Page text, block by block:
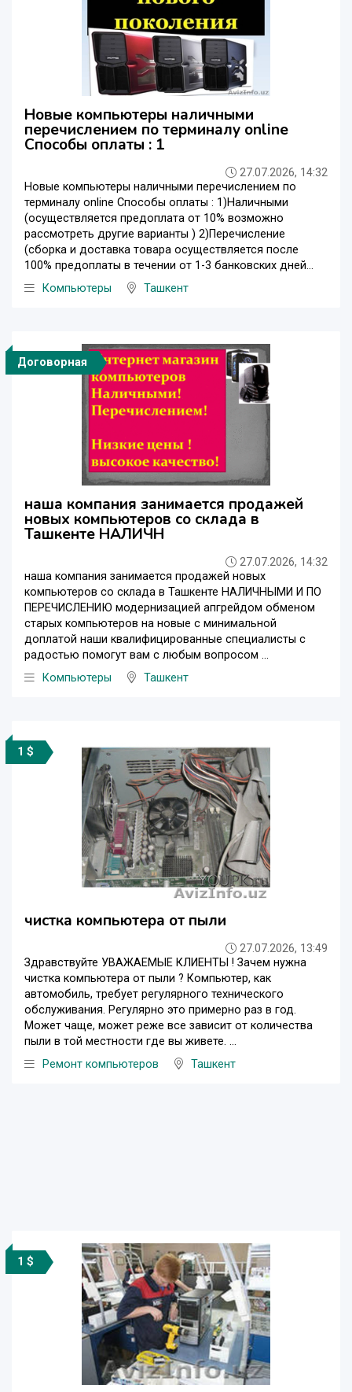
Новые компьютеры наличными
перечислением по терминалу online
Способы оплаты : 1
27.07.2026, 14:32
Новые компьютеры наличными перечислением по
терминалу online Способы оплаты : 1)Наличными
(осуществляется предоплата от 10% возможно
рассмотреть другие варианты ) 2)Перечисление
(сборка и доставка товара осуществляется после
100% предоплаты в течении от 1-3 банковских дней...
Компьютеры
Ташкент
Договорная
наша компания занимается продажей
новых компьютеров со склада в
Ташкенте НАЛИЧН
27.07.2026, 14:32
наша компания занимается продажей новых
компьютеров со склада в Ташкенте НАЛИЧНЫМИ И ПО
ПЕРЕЧИСЛЕНИЮ модернизацией апгрейдом обменом
старых компьютеров на новые с минимальной
доплатой наши квалифицированные специалисты с
радостью помогут вам с любым вопросом ...
Компьютеры
Ташкент
1 $
чистка компьютера от пыли
27.07.2026, 13:49
Здравствуйте УВАЖАЕМЫЕ КЛИЕНТЫ ! Зачем нужна
чистка компьютера от пыли ? Компьютер, как
автомобиль, требует регулярного технического
обслуживания. Регулярно это примерно раз в год.
Может чаще, может реже все зависит от количества
пыли в той местности где вы живете. ...
Ремонт компьютеров
Ташкент
1 $